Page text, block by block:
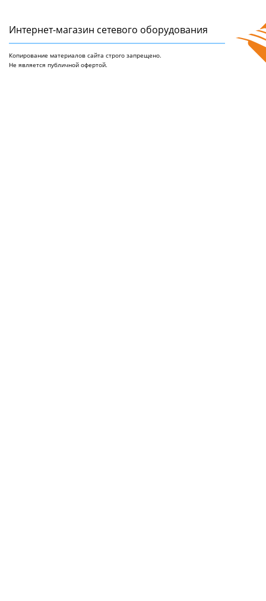
Интернет-магазин сетeвого оборудования
Копирование материалов сайта строго запрещено.
Не является публичной офертой.